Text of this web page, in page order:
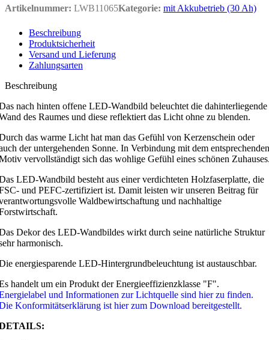
Artikelnummer: LWB11065Kategorie: mit Akkubetrieb (30 Ah)
Beschreibung
Produktsicherheit
Versand und Lieferung
Zahlungsarten
Beschreibung
nach hinten offene LED-Wandbild beleuchtet die dahinterliegende
des Raumes und diese reflektiert das Licht ohne zu blenden.
das warme Licht hat man das Gefühl von Kerzenschein oder
der untergehenden Sonne. In Verbindung mit dem entsprechenden
vervollständigt sich das wohlige Gefühl eines schönen
LED-Wandbild besteht aus einer verdichteten Holzfaserplatte, die
und PEFC-zertifiziert ist. Damit leisten wir unseren Beitrag für
Waldbewirtschaftung und nachhaltige
Dekor des LED-Wandbildes wirkt durch seine natürliche Struktur
harmonisch.
energiesparende LED-Hintergrundbeleuchtung ist austauschbar.
handelt um ein Produkt der Energieeffizienzklasse "F".
und Informationen zur Lichtquelle sind hier zu finden.
Konformitätserklärung ist hier zum Download bereitgestellt.